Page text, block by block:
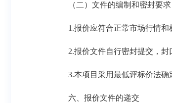
（二）文件的编制和密封要求
1.报价应符合正常市场行情和
2.报价文件自行密封提交，封
3.本项目采用最低评标价法确
六、报价文件的递交